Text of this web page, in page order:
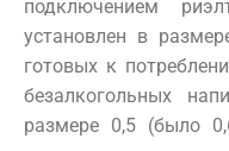
подключением
установлен в
готовых к
безалкогольных
размере 0,5 (было